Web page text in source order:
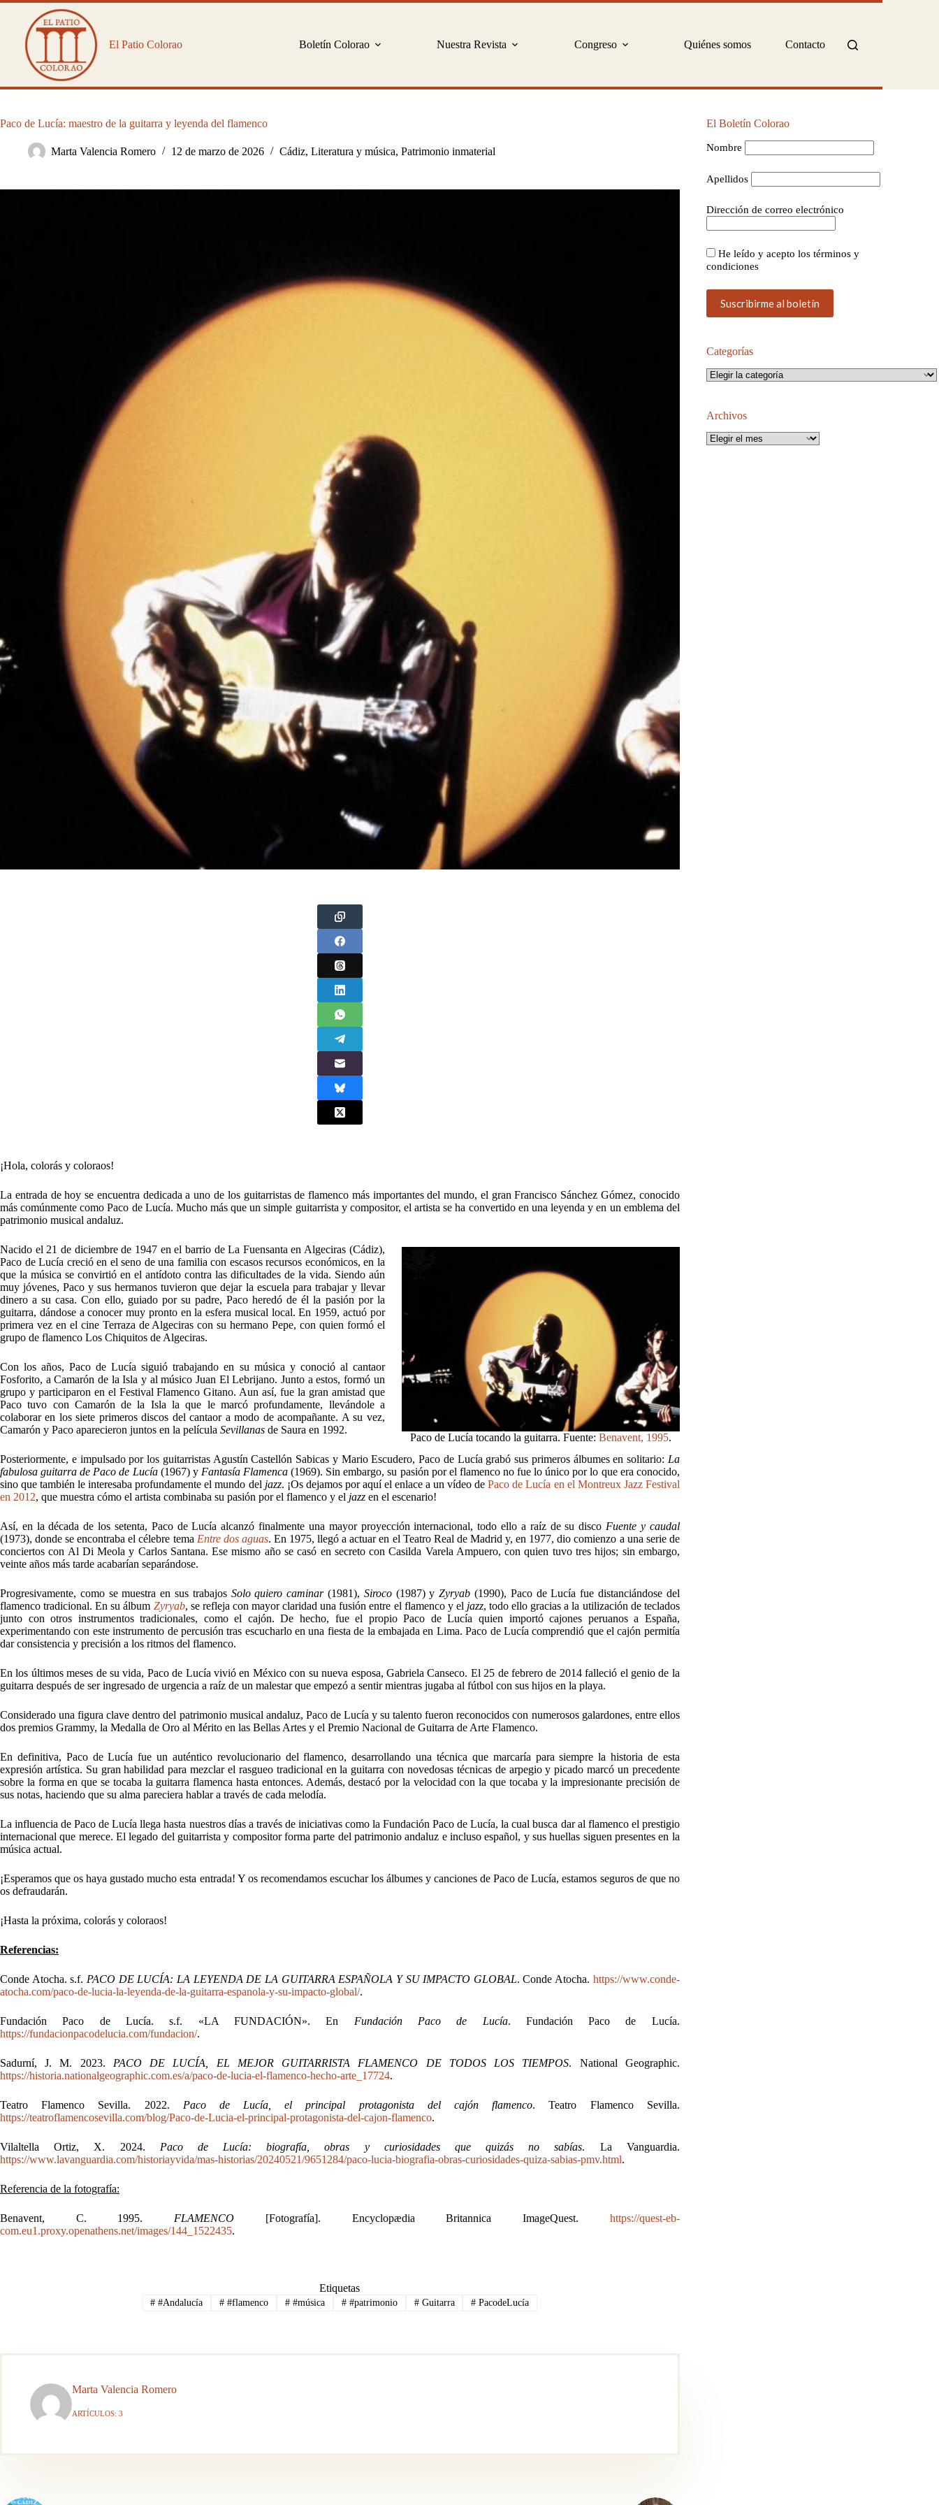
Saltar
contenido
El Patio Colorao
Boletín Colorao Nuestra Revista Congreso Quiénes somos Contacto
Paco de Lucía: maestro de la guitarra y leyenda del flamenco
Marta Valencia Romero 12 de marzo de 2026 Cádiz, Literatura y música, Patrimonio inmaterial
¡Hola, colorás y coloraos!
La entrada de hoy se encuentra dedicada a uno de los guitarristas de flamenco más importantes del mundo, el gran Francisco Sánchez Gómez, conocido
más comúnmente como Paco de Lucía. Mucho más que un simple guitarrista y compositor, el artista se ha convertido en una leyenda y en un emblema del
patrimonio musical andaluz.
Paco de Lucía tocando la guitarra. Fuente: Benavent, 1995.
Nacido el 21 de diciembre de 1947 en el barrio de La Fuensanta en Algeciras (Cádiz),
Paco de Lucía creció en el seno de una familia con escasos recursos económicos, en la
que la música se convirtió en el antídoto contra las dificultades de la vida. Siendo aún
muy jóvenes, Paco y sus hermanos tuvieron que dejar la escuela para trabajar y llevar
dinero a su casa. Con ello, guiado por su padre, Paco heredó de él la pasión por la
guitarra, dándose a conocer muy pronto en la esfera musical local. En 1959, actuó por
primera vez en el cine Terraza de Algeciras con su hermano Pepe, con quien formó el
grupo de flamenco Los Chiquitos de Algeciras.
Con los años, Paco de Lucía siguió trabajando en su música y conoció al cantaor
Fosforito, a Camarón de la Isla y al músico Juan El Lebrijano. Junto a estos, formó un
grupo y participaron en el Festival Flamenco Gitano. Aun así, fue la gran amistad que
Paco tuvo con Camarón de la Isla la que le marcó profundamente, llevándole a
colaborar en los siete primeros discos del cantaor a modo de acompañante. A su vez,
Camarón y Paco aparecieron juntos en la película Sevillanas de Saura en 1992.
Posteriormente, e impulsado por los guitarristas Agustín Castellón Sabicas y Mario Escudero, Paco de Lucía grabó sus primeros álbumes en solitario: La
fabulosa guitarra de Paco de Lucía (1967) y Fantasía Flamenca(1969). Sin embargo, su pasión por el flamenco no fue lo único por lo que era conocido,
sino que también le interesaba profundamente el mundo del jazz. ¡Os dejamos por aquí el enlace a un vídeo dePaco de Lucía en el Montreux Jazz Festival
en 2012, que muestra cómo el artista combinaba su pasión por el flamenco y el jazz en el escenario!
Así, en la década de los setenta, Paco de Lucía alcanzó finalmente una mayor proyección internacional, todo ello a raíz de su disco Fuente y caudal
(1973), donde se encontraba el célebre tema Entre dos aguas. En 1975, llegó a actuar en el Teatro Real de Madrid y, en 1977, dio comienzo a una serie de
conciertos con Al Di Meola y Carlos Santana. Ese mismo año se casó en secreto con Casilda Varela Ampuero, con quien tuvo tres hijos; sin embargo,
veinte años más tarde acabarían separándose.
Progresivamente, como se muestra en sus trabajos Solo quiero caminar(1981), Siroco(1987) yZyryab (1990), Paco de Lucía fue distanciándose del
flamenco tradicional. En su álbum Zyryab, se refleja con mayor claridad una fusión entre el flamenco y el jazz, todo ello gracias a la utilización de teclados
junto con otros instrumentos tradicionales, como el cajón. De hecho, fue el propio Paco de Lucía quien importó cajones peruanos a España,
experimentando con este instrumento de percusión tras escucharlo en una fiesta de la embajada en Lima. Paco de Lucía comprendió que el cajón permitía
dar consistencia y precisión a los ritmos del flamenco.
En los últimos meses de su vida, Paco de Lucía vivió en México con su nueva esposa, Gabriela Canseco. El 25 de febrero de 2014 falleció el genio de la
guitarra después de ser ingresado de urgencia a raíz de un malestar que empezó a sentir mientras jugaba al fútbol con sus hijos en la playa.
Considerado una figura clave dentro del patrimonio musical andaluz, Paco de Lucía y su talento fueron reconocidos con numerosos galardones, entre ellos
dos premios Grammy, la Medalla de Oro al Mérito en las Bellas Artes y el Premio Nacional de Guitarra de Arte Flamenco.
En definitiva, Paco de Lucía fue un auténtico revolucionario del flamenco, desarrollando una técnica que marcaría para siempre la historia de esta
expresión artística. Su gran habilidad para mezclar el rasgueo tradicional en la guitarra con novedosas técnicas de arpegio y picado marcó un precedente
sobre la forma en que se tocaba la guitarra flamenca hasta entonces. Además, destacó por la velocidad con la que tocaba y la impresionante precisión de
sus notas, haciendo que su alma pareciera hablar a través de cada melodía.
La influencia de Paco de Lucía llega hasta nuestros días a través de iniciativas como la Fundación Paco de Lucía, la cual busca dar al flamenco el prestigio
internacional que merece. El legado del guitarrista y compositor forma parte del patrimonio andaluz e incluso español, y sus huellas siguen presentes en la
música actual.
¡Esperamos que os haya gustado mucho esta entrada! Y os recomendamos escuchar los álbumes y canciones de Paco de Lucía, estamos seguros de que no
os defraudarán.
¡Hasta la próxima, colorás y coloraos!
Referencias:
​Conde Atocha. s.f. PACO DE LUCÍA: LA LEYENDA DE LA GUITARRA ESPAÑOLA Y SU IMPACTO GLOBAL. Conde Atocha. https://www.conde-
atocha.com/paco-de-lucia-la-leyenda-de-la-guitarra-espanola-y-su-impacto-global/.
​Fundación Paco de Lucía. s.f. «LA FUNDACIÓN». En Fundación Paco de Lucía. Fundación Paco de Lucía.
https://fundacionpacodelucia.com/fundacion/.
​Sadurní, J. M. 2023. PACO DE LUCÍA, EL MEJOR GUITARRISTA FLAMENCO DE TODOS LOS TIEMPOS. National Geographic.
https://historia.nationalgeographic.com.es/a/paco-de-lucia-el-flamenco-hecho-arte_17724.
​Teatro Flamenco Sevilla. 2022. Paco de Lucía, el principal protagonista del cajón flamenco. Teatro Flamenco Sevilla.
https://teatroflamencosevilla.com/blog/Paco-de-Lucia-el-principal-protagonista-del-cajon-flamenco.
​Vilaltella Ortiz, X. 2024. Paco de Lucía: biografía, obras y curiosidades que quizás no sabías. La Vanguardia.
https://www.lavanguardia.com/historiayvida/mas-historias/20240521/9651284/paco-lucia-biografia-obras-curiosidades-quiza-sabias-pmv.html.
Referencia de la fotografía:
Benavent, C. 1995. FLAMENCO [Fotografía]. Encyclopædia Britannica ImageQuest. https://quest-eb-
com.eu1.proxy.openathens.net/images/144_1522435.
Etiquetas
# #Andalucía # #flamenco # #música ##patrimonio #Guitarra # PacodeLucía
Marta Valencia Romero
ARTÍCULOS: 3
El Boletín Colorao
Nombre
Apellidos
Dirección de correo electrónico
He leído y acepto los términos y
condiciones
Categorías
Categorías
Archivos
Archivos